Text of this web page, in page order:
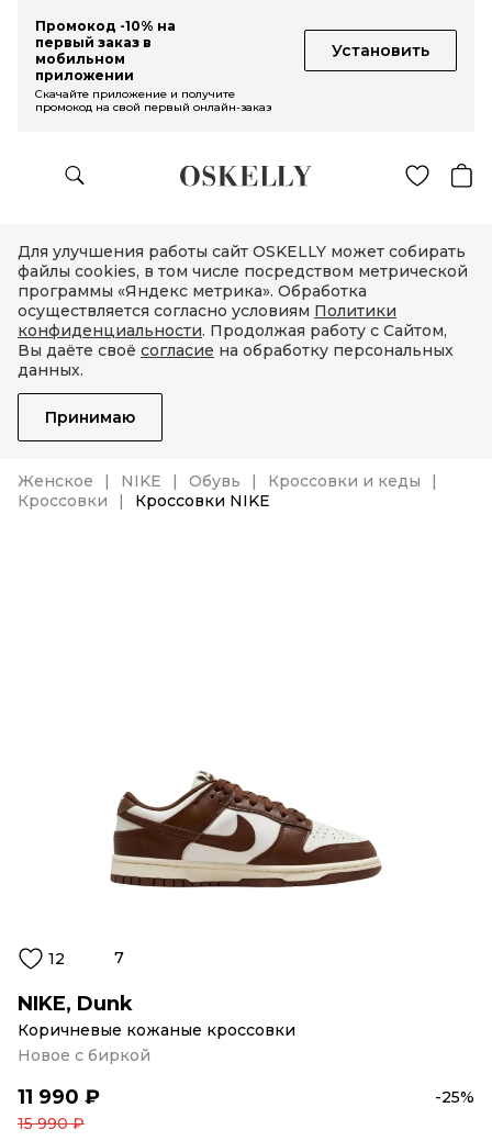
Промокод -10% на
первый заказ в
мобильном
приложении
Установить
Скачайте приложение и получите
промокод на свой первый онлайн-заказ
Для улучшения работы сайт OSKELLY может собирать
файлы cookies, в том числе посредством метрической
программы «Яндекс метрика». Обработка
осуществляется согласно условиям Политики
конфиденциальности. Продолжая работу с Сайтом,
Вы даёте своё согласие на обработку персональных
данных.
Принимаю
Женское NIKE Обувь
Кроссовки и кеды
Кроссовки
Кроссовки NIKE
12 7
NIKE, Dunk
Коричневые кожаные кроссовки
Новое с биркой
11 990 ₽
-25%
15 990 ₽